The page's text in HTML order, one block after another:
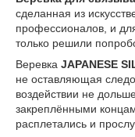
сделанная из
профессионалов, и
только решили
Веревка JAPANESE
не оставляющая
воздействии не
закреплёнными
расплетались и